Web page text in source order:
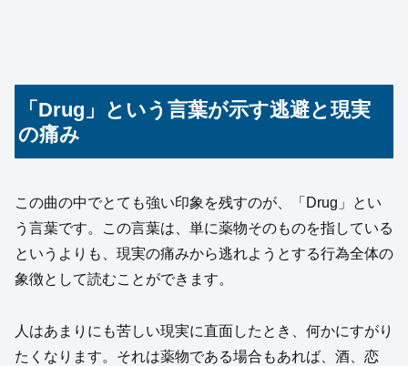
「Drug」という言葉が示す逃避と現実
の痛み
この曲の中でとても強い印象を残すのが、「Drug」とい
う言葉です。この言葉は、単に薬物そのものを指している
というよりも、現実の痛みから逃れようとする行為全体の
象徴として読むことができます。
人はあまりにも苦しい現実に直面したとき、何かにすがり
たくなります。それは薬物である場合もあれば、酒、恋